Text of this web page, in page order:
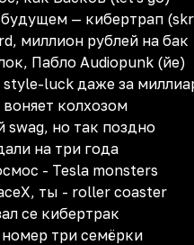
— кибертрап
миллион рублей на бак
Пабло Audiopunk (йе)
luck даже за
колхозом
swag, но так поздно
на три года
- Tesla monsters
ты - roller coaster
се кибертрак
три семёрки